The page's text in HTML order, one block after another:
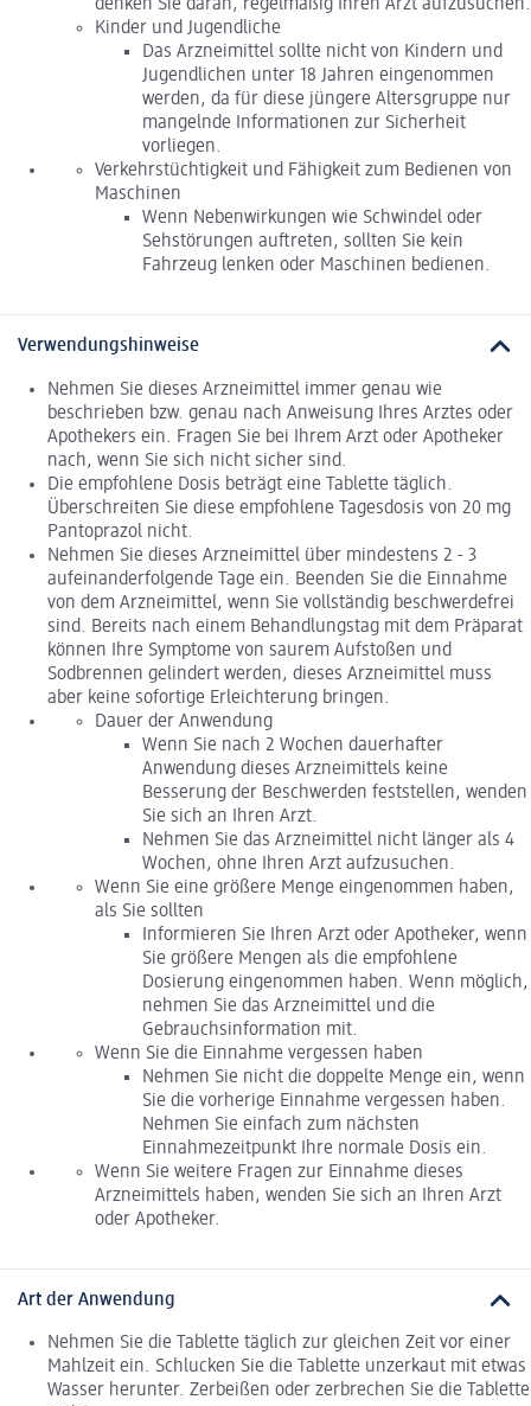
denken Sie daran, regelmäßig Ihren Arzt aufzusuchen.
Kinder und Jugendliche
Das Arzneimittel sollte nicht von Kindern und
Jugendlichen unter 18 Jahren eingenommen
werden, da für diese jüngere Altersgruppe nur
mangelnde Informationen zur Sicherheit
vorliegen.
Verkehrstüchtigkeit und Fähigkeit zum Bedienen von
Maschinen
Wenn Nebenwirkungen wie Schwindel oder
Sehstörungen auftreten, sollten Sie kein
Fahrzeug lenken oder Maschinen bedienen.
Verwendungshinweise
Nehmen Sie dieses Arzneimittel immer genau wie
beschrieben bzw. genau nach Anweisung Ihres Arztes oder
Apothekers ein. Fragen Sie bei Ihrem Arzt oder Apotheker
nach, wenn Sie sich nicht sicher sind.
Die empfohlene Dosis beträgt eine Tablette täglich.
Überschreiten Sie diese empfohlene Tagesdosis von 20 mg
Pantoprazol nicht.
Nehmen Sie dieses Arzneimittel über mindestens 2 - 3
aufeinanderfolgende Tage ein. Beenden Sie die Einnahme
von dem Arzneimittel, wenn Sie vollständig beschwerdefrei
sind. Bereits nach einem Behandlungstag mit dem Präparat
können Ihre Symptome von saurem Aufstoßen und
Sodbrennen gelindert werden, dieses Arzneimittel muss
aber keine sofortige Erleichterung bringen.
Dauer der Anwendung
Wenn Sie nach 2 Wochen dauerhafter
Anwendung dieses Arzneimittels keine
Besserung der Beschwerden feststellen, wenden
Sie sich an Ihren Arzt.
Nehmen Sie das Arzneimittel nicht länger als 4
Wochen, ohne Ihren Arzt aufzusuchen.
Wenn Sie eine größere Menge eingenommen haben,
als Sie sollten
Informieren Sie Ihren Arzt oder Apotheker, wenn
Sie größere Mengen als die empfohlene
Dosierung eingenommen haben. Wenn möglich,
nehmen Sie das Arzneimittel und die
Gebrauchsinformation mit.
Wenn Sie die Einnahme vergessen haben
Nehmen Sie nicht die doppelte Menge ein, wenn
Sie die vorherige Einnahme vergessen haben.
Nehmen Sie einfach zum nächsten
Einnahmezeitpunkt Ihre normale Dosis ein.
Wenn Sie weitere Fragen zur Einnahme dieses
Arzneimittels haben, wenden Sie sich an Ihren Arzt
oder Apotheker.
Art der Anwendung
Nehmen Sie die Tablette täglich zur gleichen Zeit vor einer
Mahlzeit ein. Schlucken Sie die Tablette unzerkaut mit etwas
Wasser herunter. Zerbeißen oder zerbrechen Sie die Tablette